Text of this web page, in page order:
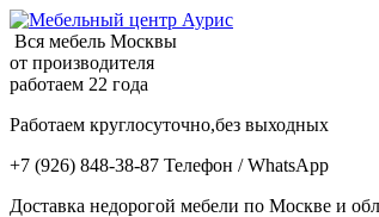
Вся мебель Москвы
от производителя
работаем 22 года
Работаем круглосуточно,без выходных
+7 (926) 848-38-87 Телефон / WhatsApp
Доставка недорогой мебели по Москве и